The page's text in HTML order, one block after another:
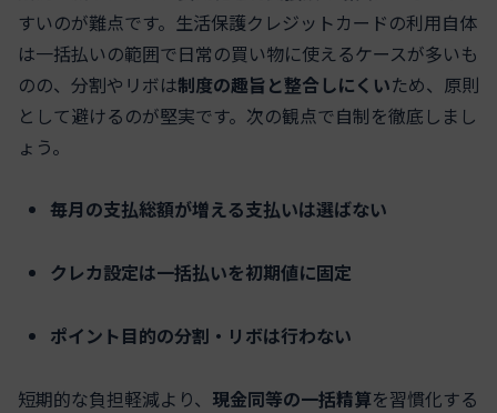
すいのが難点です。生活保護クレジットカードの利用自体
は一括払いの範囲で日常の買い物に使えるケースが多いも
のの、分割やリボは制度の趣旨と整合しにくいため、原則
として避けるのが堅実です。次の観点で自制を徹底しまし
ょう。
毎月の支払総額が増える支払いは選ばない
クレカ設定は一括払いを初期値に固定
ポイント目的の分割・リボは行わない
短期的な負担軽減より、 現金同等の一括精算を習慣化する